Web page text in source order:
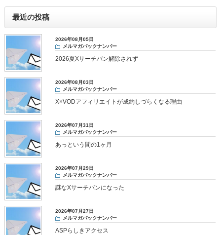
最近の投稿
2026年08月05日
メルマガバックナンバー
2026夏Xサーチバン解除されず
2026年08月03日
メルマガバックナンバー
X×VODアフィリエイトが成約しづらくなる理由
2026年07月31日
メルマガバックナンバー
あっという間の1ヶ月
2026年07月29日
メルマガバックナンバー
謎なXサーチバンになった
2026年07月27日
メルマガバックナンバー
ASPらしきアクセス